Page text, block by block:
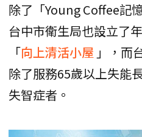
除了「Young Coffee記
台中市衛生局也設立了
「向上清活小屋 」，而
除了服務65歲以上失能
失智症者。